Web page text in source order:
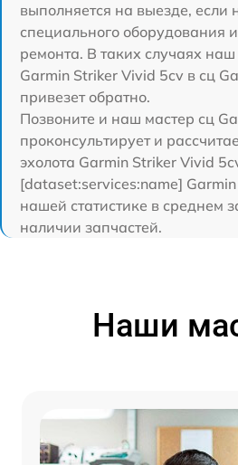
выполняется на выезде, если
специального оборудования
ремонта. В таких случаях наш
Garmin Striker Vivid 5cv в сц
привезет обратно.
Позвоните и наш мастер сц
проконсультирует и
эхолота Garmin Striker Vivid
[dataset:services:name]
нашей статистике в среднем
наличии запчастей.
Наши